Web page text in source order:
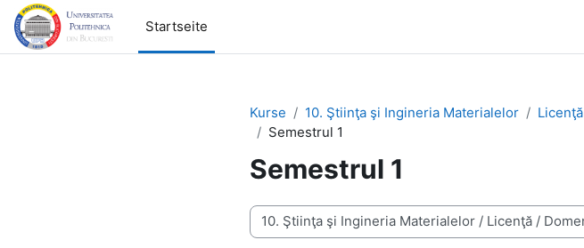
Zum Hauptinhalt
Startseite
Kurse 10. Ştiinţa şi Ingineria Materialelor Licenţă
Semestrul 1
Semestrul 1
Kursbereiche